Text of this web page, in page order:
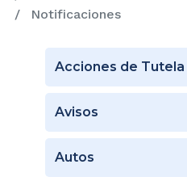
Notificaciones
Acciones de Tutela
Avisos
Autos